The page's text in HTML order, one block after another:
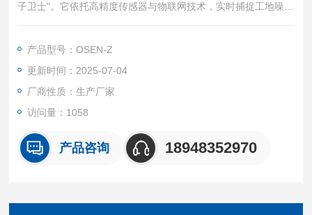
子卫士"。它依托高精度传感器与物联网技术，实时捕捉工地噪声
动态，精准测量等效声级、峰值噪声等关键数据；一旦施工噪声
无论是居民区旁的楼盘建设，还是核心城区的市政工程，该监测
站都能严格对照环保标准，实现施工噪声的全时段、智能化监
管，既为环保执法提供科学依据，也有效化解施工扰民矛盾。
产品型号：OSEN-Z
更新时间：2025-07-04
厂商性质：生产厂家
访问量：1058
产品咨询 18948352970